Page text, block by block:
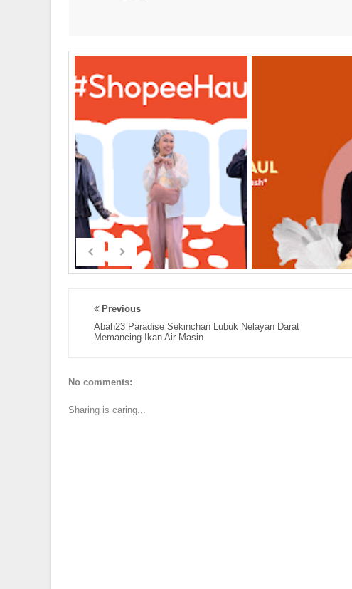
Previous
Abah23 Paradise Sekinchan Lubuk Nelayan Darat
Memancing Ikan Air Masin
No comments:
Sharing is caring...